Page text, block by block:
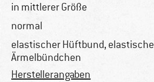
in mittlerer Größe
normal
elastischer Hüftbund, elastische
Ärmelbündchen
Herstellerangaben